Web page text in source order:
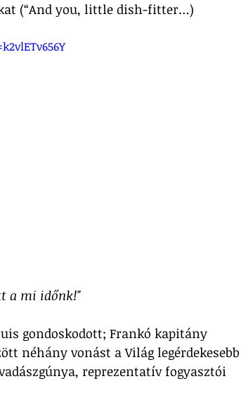
(“And you, little dish-fitter…)
a mi időnk!"
gondoskodott; Frankó kapitány
néhány vonást a Világ legérdekesebb
reprezentatív fogyasztói